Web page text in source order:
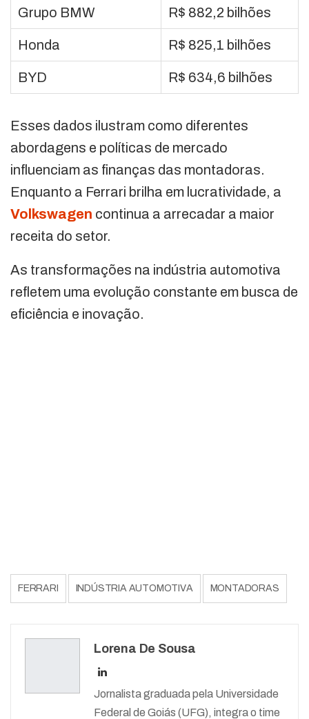
Grupo BMW R$ 882,2 bilhões
Honda R$ 825,1 bilhões
BYD R$ 634,6 bilhões
Esses dados ilustram como diferentes
abordagens e políticas de mercado
influenciam as finanças das montadoras.
Enquanto a Ferrari brilha em lucratividade, a
Volkswagen continua a arrecadar a maior
receita do setor.
As transformações na indústria automotiva
refletem uma evolução constante em busca de
eficiência e inovação.
FERRARI INDÚSTRIA AUTOMOTIVA MONTADORAS
Lorena De Sousa
Jornalista graduada pela Universidade
Federal de Goiás (UFG), integra o time